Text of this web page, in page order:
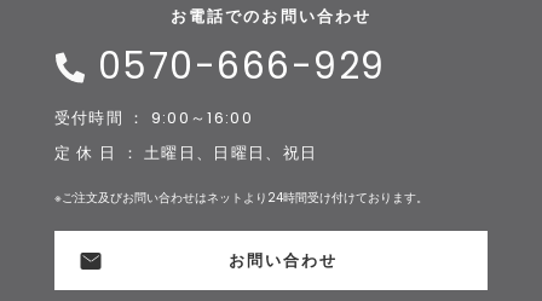
お電話でのお問い合わせ
0570-666-929
受付時間 ： 9:00～16:00
定 休 日 ： 土曜日、日曜日、祝日
※ご注文及びお問い合わせはネットより24時間受け付けております。
お問い合わせ